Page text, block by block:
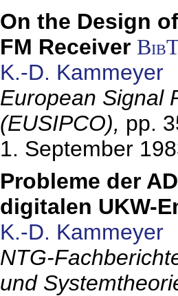
On the Design
FM Receiver
K.-D. Kammeyer
European Signal
(EUSIPCO), pp.
1. September
Probleme der
digitalen UKW-
K.-D. Kammeyer
NTG-
und